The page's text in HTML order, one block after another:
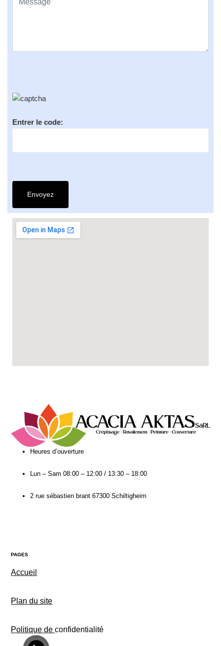
Entrer le code:
Heures d’ouverture​
Lun – Sam 08:00 – 12:00 / 13:30 – 18:00
2 rue sébastien brant 67300 Schiltigheim
PAGES
Accueil
Plan du site
Politique deconfidentialité